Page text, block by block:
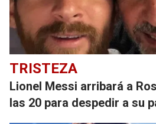
TRISTEZA
Lionel Messi arribará a
las 20 para despedir a su